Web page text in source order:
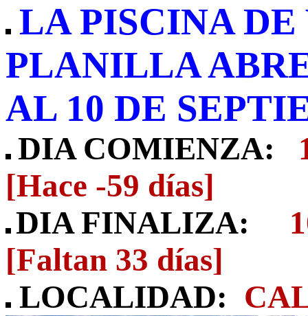
LA PISCINA
PLANILLA
AL 10 DE
DIA COMIENZA:
[Hace -59 días]
DIA FINALIZA:
[Faltan 33 días]
LOCALIDAD: